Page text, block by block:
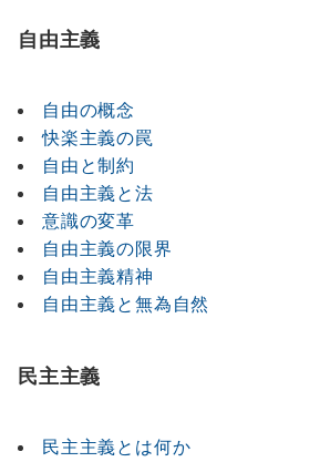
自由主義
自由の概念
快楽主義の罠
自由と制約
自由主義と法
意識の変革
自由主義の限界
自由主義精神
自由主義と無為自然
民主主義
民主主義とは何か